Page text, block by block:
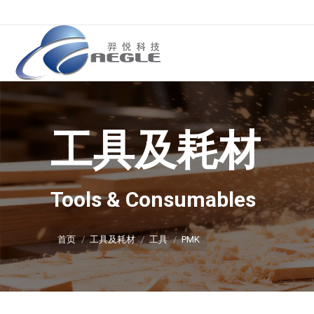
工具及耗材
Tools & Consumables
你在这里：
首页 工具及耗材 工具 PMK